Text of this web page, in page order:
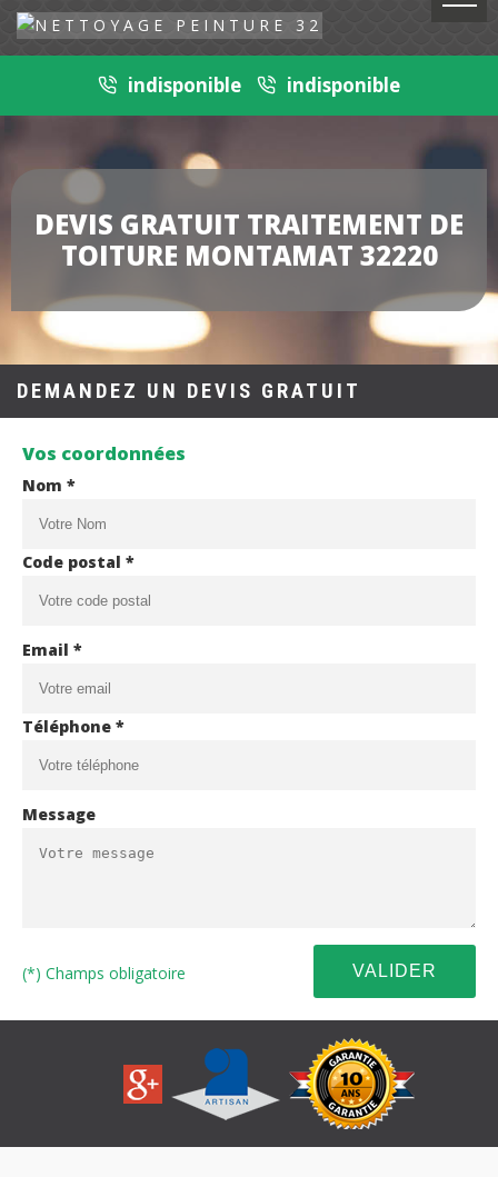
indisponible indisponible
DEVIS GRATUIT TRAITEMENT DE
TOITURE MONTAMAT 32220
DEMANDEZ UN DEVIS GRATUIT
Vos coordonnées
Nom *
Code postal *
Email *
Téléphone *
Message
(*) Champs obligatoire